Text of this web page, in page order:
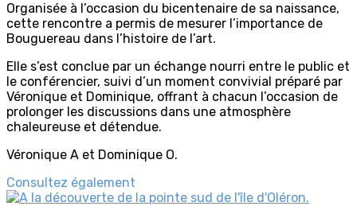
Organisée à l’occasion du bicentenaire de sa naissance,
cette rencontre a permis de mesurer l’importance de
Bouguereau dans l’histoire de l’art.
Elle s’est conclue par un échange nourri entre le public et
le conférencier, suivi d’un moment convivial préparé par
Véronique et Dominique, offrant à chacun l’occasion de
prolonger les discussions dans une atmosphère
chaleureuse et détendue.
Véronique A et Dominique O.
Consultez également